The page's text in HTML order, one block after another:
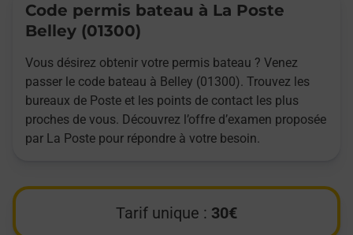
Code permis bateau à La Poste
Belley (01300)
Vous désirez obtenir votre permis bateau ? Venez
passer le code bateau à Belley (01300). Trouvez les
bureaux de Poste et les points de contact les plus
proches de vous. Découvrez l’offre d’examen proposée
par La Poste pour répondre à votre besoin.
Tarif unique : 30€